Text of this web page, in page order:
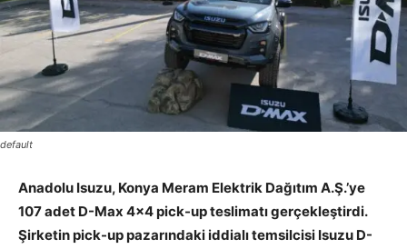
default
Anadolu Isuzu, Konya Meram Elektrik Dağıtım A.Ş.’ye
107 adet D-Max 4×4 pick-up teslimatı gerçekleştirdi.
Şirketin pick-up pazarındaki iddialı temsilcisi Isuzu D-